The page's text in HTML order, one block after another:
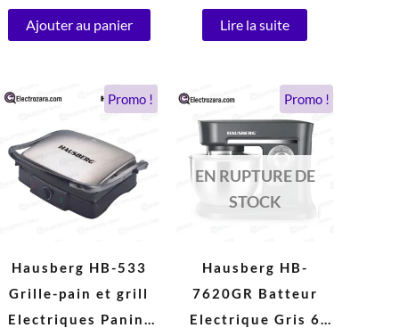
240V, 50/60Hz)
Note
4.67
sur 5
Ajouter au panier
Note
4.47
Lire la suite
Promo !
Hausberg HB-533
Grille-pain et grill
Electriques Panini
prix
initial
était :
962 DH.
Le
prix
est :
448 DH.
Promo !
EN RUPTURE DE
STOCK
Hausberg HB-
7620GR Batteur
Electrique Gris 6
prix
initial
était :
1.038 DH.
Le
prix
actuel
est :
694 DH.